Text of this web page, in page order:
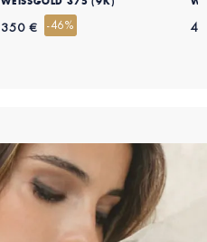
350 € -46%